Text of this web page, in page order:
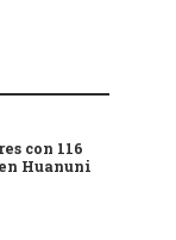
con 116
Huanuni